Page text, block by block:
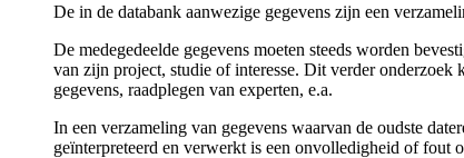
De in de databank aanwezige gegevens zijn een
De medegedeelde gegevens moeten steeds worden
van zijn project, studie of interesse. Dit verder onderzoek
gegevens, raadplegen van experten, e.a.
In een verzameling van gegevens waarvan de oudste
geïnterpreteerd en verwerkt is een onvolledigheid of fout